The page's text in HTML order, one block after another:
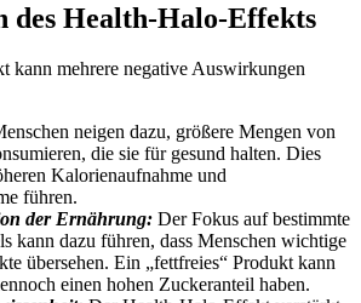
des Health-Halo-Effekts
kann mehrere negative Auswirkungen
neigen dazu, größere Mengen von
die sie für gesund halten. Dies
Kalorienaufnahme und
führen.
der Ernährung: Der Fokus auf bestimmte
kann dazu führen, dass Menschen wichtige
übersehen. Ein „fettfreies“ Produkt kann
einen hohen Zuckeranteil haben.